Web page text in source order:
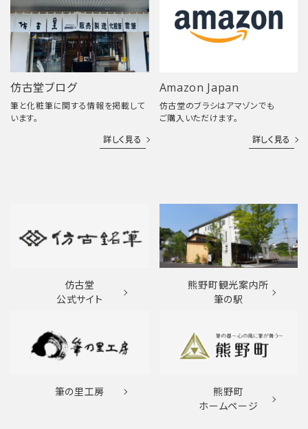
仿古堂ブログ
筆と化粧筆に関する情報を掲載して
います。
詳しく見る
Amazon Japan
仿古堂のブラシはアマゾンでも
ご購入いただけます。
詳しく見る
仿古堂
公式サイト
熊野町観光案内所
筆の駅
筆の里工房
熊野町
ホームページ